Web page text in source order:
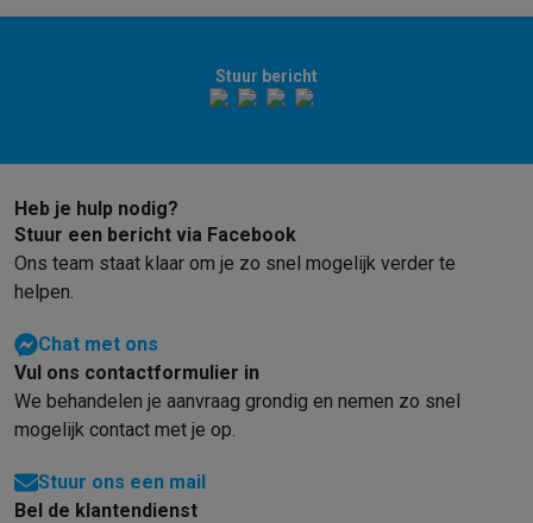
Stuur bericht
Heb je hulp nodig?
Stuur een bericht via Facebook
Ons team staat klaar om je zo snel mogelijk verder te
helpen.
Chat met ons
Vul ons contactformulier in
We behandelen je aanvraag grondig en nemen zo snel
mogelijk contact met je op.
Stuur ons een mail
Bel de klantendienst